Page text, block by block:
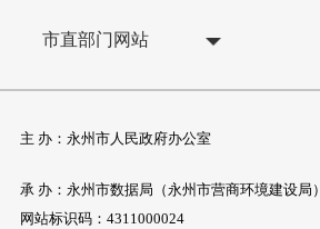
市直部门网站
主 办：永州市人民政府办公室
承 办：永州市数据局（永州市营商环境建设局）
网站标识码：4311000024